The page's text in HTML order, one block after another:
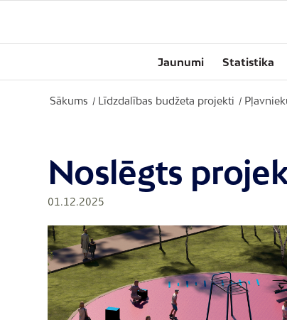
Jaunumi Statistika
Sākums / Līdzdalības budžeta projekti /
Noslēgts
01.12.2025